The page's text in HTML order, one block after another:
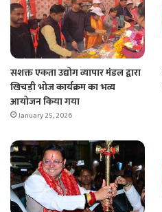
सशक्त एकता उद्योग व्यापार मंडल द्वारा
खिचड़ी भोज कार्यक्रम का भव्य
आयोजन किया गया
January 25, 2026